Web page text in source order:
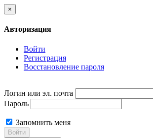
×
Авторизация
Войти
Регистрация
Восстановление пароля
Логин или эл. почта
Пароль
Запомнить меня
Войти